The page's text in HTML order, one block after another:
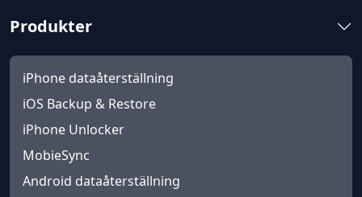
Produkter
iPhone dataåterställning
iOS Backup & Restore
iPhone Unlocker
MobieSync
Android dataåterställning